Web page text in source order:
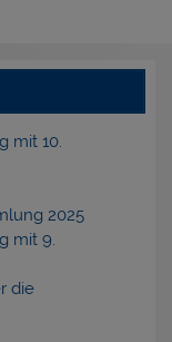
mit 10.
2025
mit 9.
die